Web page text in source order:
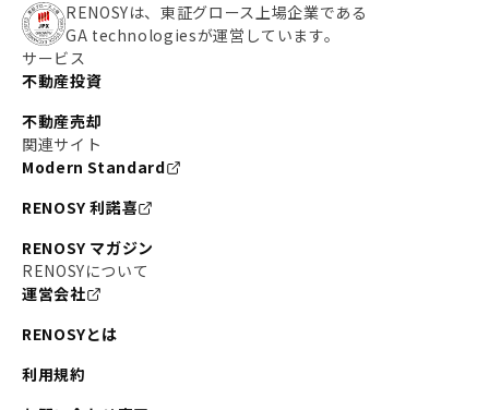
RENOSYは、東証グロース上場企業である
GA technologiesが運営しています。
サービス
不動産投資
不動産売却
関連サイト
Modern Standard
RENOSY 利諾喜
RENOSY マガジン
RENOSYについて
運営会社
RENOSYとは
利用規約